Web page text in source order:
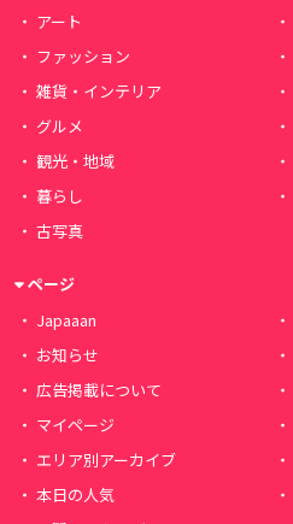
アート
ファッション
雑貨・インテリア
グルメ
観光・地域
暮らし
古写真
ページ
Japaaan
お知らせ
広告掲載について
マイページ
エリア別アーカイブ
本日の人気